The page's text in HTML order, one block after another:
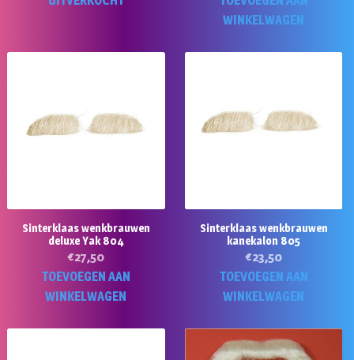
WINKELWAGEN
Sinterklaas wenkbrauwen
deluxe Yak 804
€27,50
TOEVOEGEN AAN
WINKELWAGEN
Sinterklaas wenkbrauwen
kanekalon 805
€23,50
TOEVOEGEN AAN
WINKELWAGEN